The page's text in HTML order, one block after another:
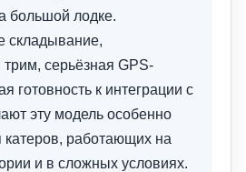
большой лодке.
складывание,
серьёзная GPS-
готовность к интеграции с
эту модель особенно
катеров, работающих на
и в сложных условиях.